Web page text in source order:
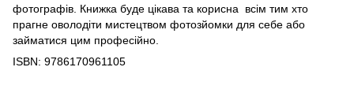
фотографів. Книжка буде цікава та корисна всім тим хто
прагне оволодіти мистецтвом фотозйомки для себе або
займатися цим професійно.
ISBN: 9786170961105